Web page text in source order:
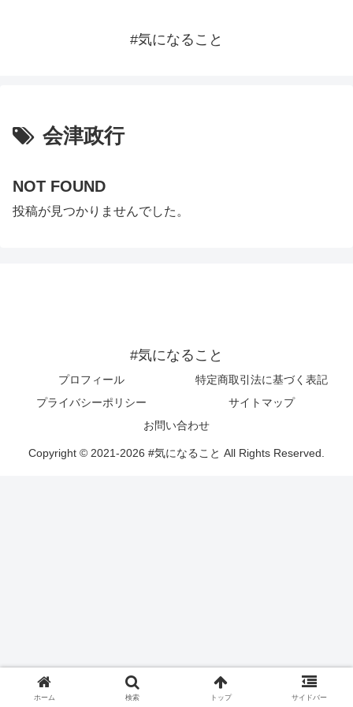
#気になること
会津政行
NOT FOUND
投稿が見つかりませんでした。
#気になること
プロフィール
特定商取引法に基づく表記
プライバシーポリシー
サイトマップ
お問い合わせ
Copyright © 2021-2026 #気になること All Rights Reserved.
ホーム 検索 トップ サイドバー